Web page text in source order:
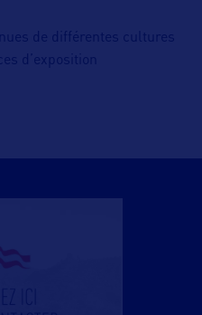
de différentes cultures
d’exposition